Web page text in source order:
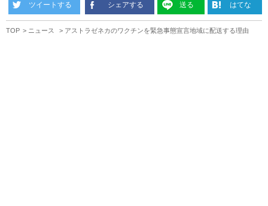
ツイートする シェアする 送る はてな
TOP ニュース アストラゼネカのワクチンを緊急事態宣言地域に配送する理由